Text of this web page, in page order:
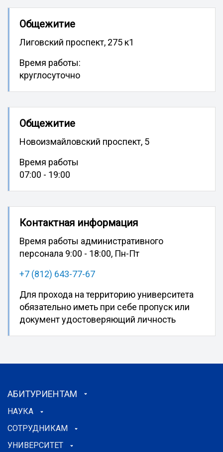
Общежитие
Лиговский проспект, 275 к1
Время работы:
круглосуточно
Общежитие
Новоизмайловский проспект, 5
Время работы
07:00 - 19:00
Контактная информация
Время работы административного
персонала 9:00 - 18:00, Пн-Пт
+7 (812) 643-77-67
Для прохода на территорию университета
обязательно иметь при себе пропуск или
документ удостоверяющий личность
АБИТУРИЕНТАМ
НАУКА
СОТРУДНИКАМ
УНИВЕРСИТЕТ